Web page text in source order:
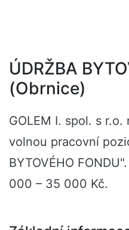
ÚDRŽBA
(Obrnice)
GOLEM I. spol. s
volnou pracovní
BYTOVÉHO
000 – 35 000 Kč.